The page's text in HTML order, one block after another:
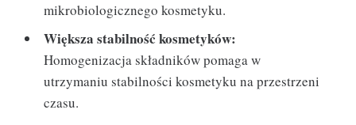
mikrobiologicznego kosmetyku.
Większa stabilność kosmetyków:
Homogenizacja składników pomaga w
utrzymaniu stabilności kosmetyku na przestrzeni
czasu.